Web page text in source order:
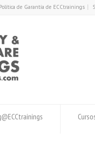
Política de Garantía de ECCtrainings